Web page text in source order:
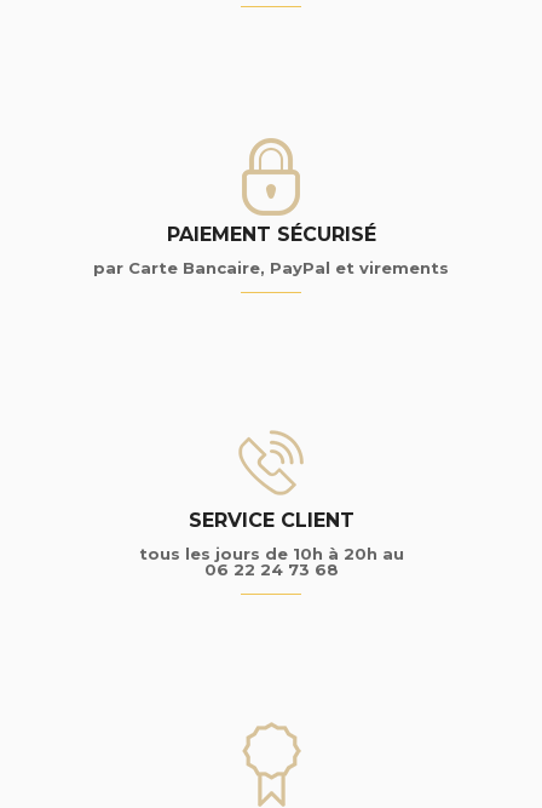
PAIEMENT SÉCURISÉ
par Carte Bancaire, PayPal et virements
SERVICE CLIENT
tous les jours de 10h à 20h au
06 22 24 73 68